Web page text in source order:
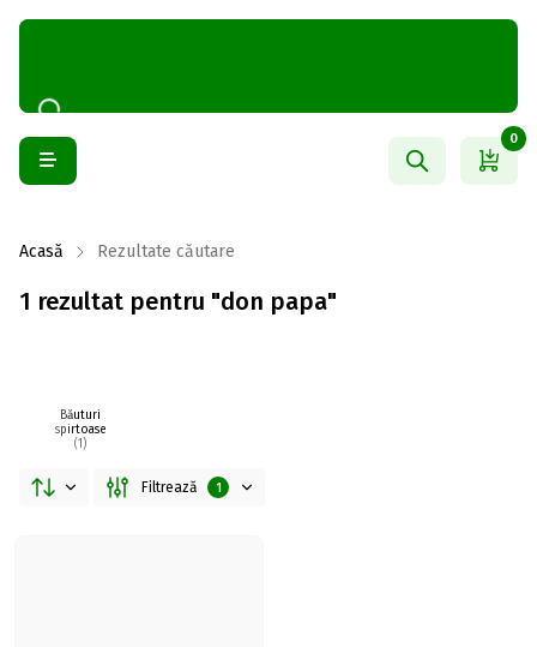
0
Acasă Rezultate căutare
1 rezultat pentru "don papa"
Băuturi
spirtoase
(1)
Filtrează 1